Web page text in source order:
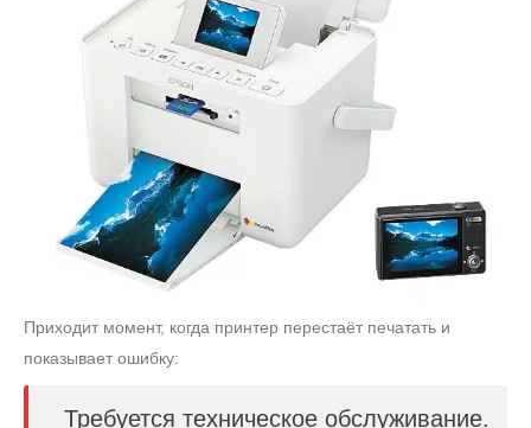
Приходит момент, когда принтер перестаёт печатать и
показывает ошибку:
Требуется техническое обслуживание.